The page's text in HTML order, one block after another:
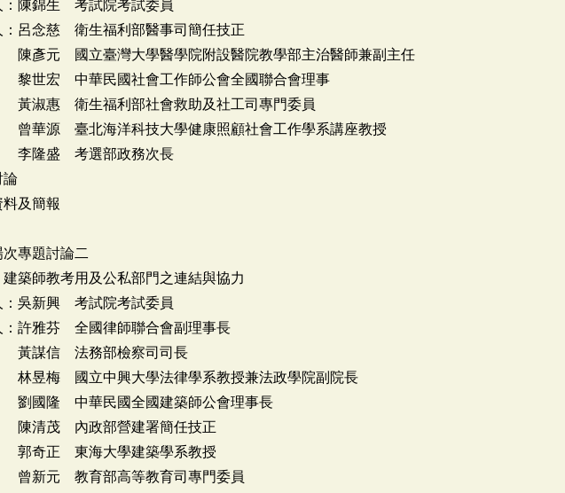
陳錦生 考試院考試委員
念慈 衛生福利部醫事司簡任技正
立臺灣大學醫學院附設醫院教學部主治醫師兼副主任
華民國社會工作師公會全國聯合會理事
生福利部社會救助及社工司專門委員
北海洋科技大學健康照顧社會工作學系講座教授
考選部政務次長
及簡報
專題討論二
師教考用及公私部門之連結與協力
吳新興 考試院考試委員
雅芬 全國律師聯合會副理事長
法務部檢察司司長
立中興大學法律學系教授兼法政學院副院長
華民國全國建築師公會理事長
內政部營建署簡任技正
東海大學建築學系教授
教育部高等教育司專門委員